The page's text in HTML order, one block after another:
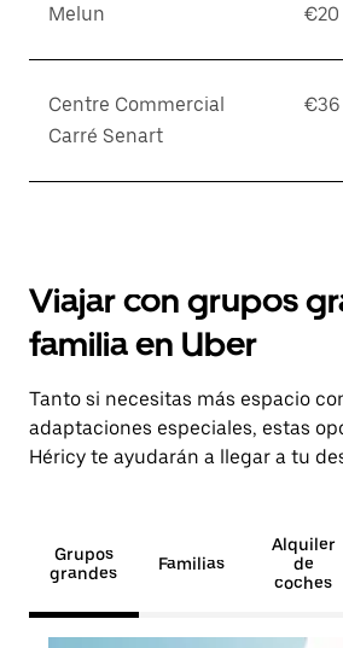
Melun €20
Centre Commercial
Carré Senart
€36
Viajar con grupos
familia en Uber
Tanto si necesitas más espacio
adaptaciones especiales, estas
Héricy te ayudarán a llegar a tu
Grupos
grandes
Familias
Alquiler
de
coches